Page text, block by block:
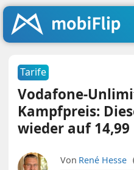
Tarife
Vodafone-
Kampfpreis:
wieder auf 14,99
Von René Hesse